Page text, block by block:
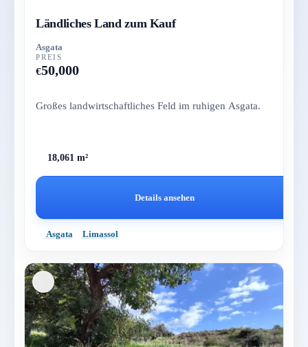
Ländliches Land zum Kauf
Asgata
PREIS
€50,000
Großes landwirtschaftliches Feld im ruhigen Asgata.
18,061 m²
Details ansehen
Asgata Limassol